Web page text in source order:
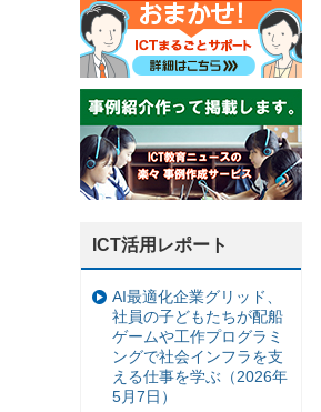
ICT活用レポート
AI最適化企業グリッド、
社員の子どもたちが配船
ゲームや工作プログラミ
ングで社会インフラを支
える仕事を学ぶ（2026年
5月7日）